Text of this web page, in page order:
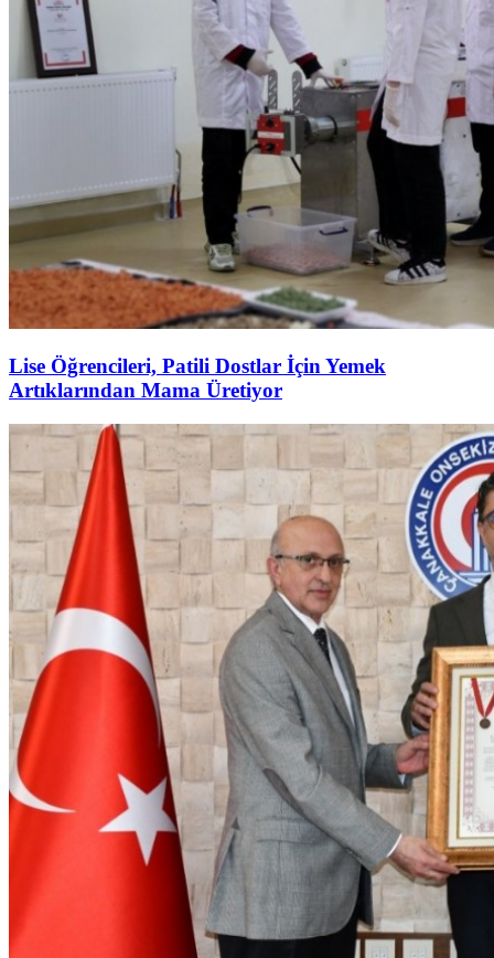
Lise Öğrencileri, Patili Dostlar İçin Yemek
Artıklarından Mama Üretiyor